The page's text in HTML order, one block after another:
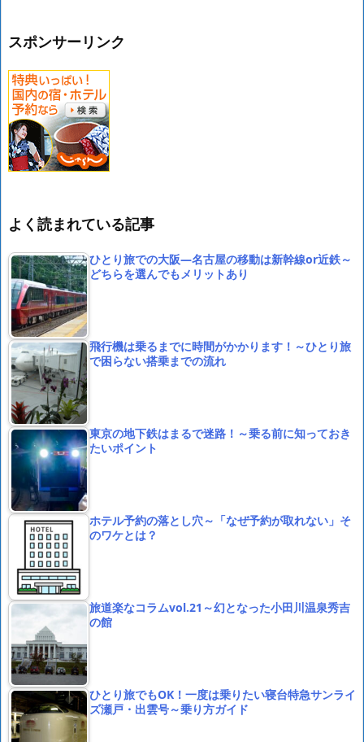
スポンサーリンク
よく読まれている記事
ひとり旅での大阪―名古屋の移動は新幹線or近鉄～
どちらを選んでもメリットあり
飛行機は乗るまでに時間がかかります！～ひとり旅
で困らない搭乗までの流れ
東京の地下鉄はまるで迷路！～乗る前に知っておき
たいポイント
ホテル予約の落とし穴～「なぜ予約が取れない」そ
のワケとは？
旅道楽なコラムvol.21～幻となった小田川温泉秀吉
の館
ひとり旅でもOK！一度は乗りたい寝台特急サンライ
ズ瀬戸・出雲号～乗り方ガイド